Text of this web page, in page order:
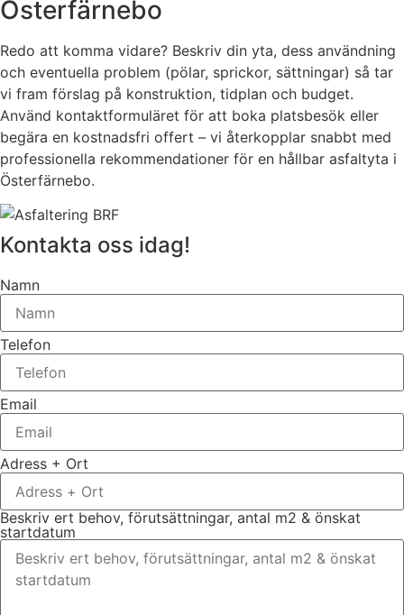
Österfärnebo
Redo att komma vidare? Beskriv din yta, dess användning
och eventuella problem (pölar, sprickor, sättningar) så tar
vi fram förslag på konstruktion, tidplan och budget.
Använd kontaktformuläret för att boka platsbesök eller
begära en kostnadsfri offert – vi återkopplar snabbt med
professionella rekommendationer för en hållbar asfaltyta i
Österfärnebo.
Kontakta oss idag!
Namn
Telefon
Email
Adress + Ort
Beskriv ert behov, förutsättningar, antal m2 & önskat
startdatum